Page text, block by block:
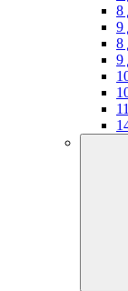
8
9
8
9